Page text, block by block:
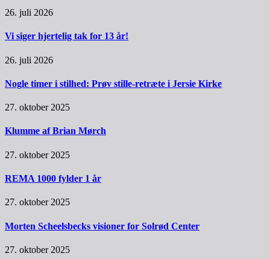
26. juli 2026
Vi siger hjertelig tak for 13 år!
26. juli 2026
Nogle timer i stilhed: Prøv stille-retræte i Jersie Kirke
27. oktober 2025
Klumme af Brian Mørch
27. oktober 2025
REMA 1000 fylder 1 år
27. oktober 2025
Morten Scheelsbecks visioner for Solrød Center
27. oktober 2025